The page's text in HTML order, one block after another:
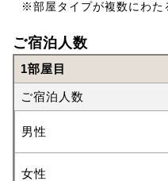
※部屋タイプが複数にわた
ご宿泊人数
1部屋目
ご宿泊人数
男性
女性